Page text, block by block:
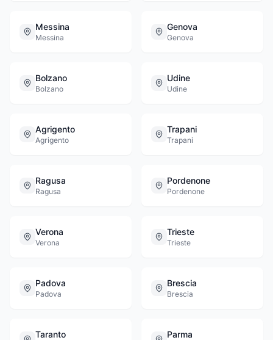
Messina
Messina
Genova
Genova
Bolzano
Bolzano
Udine
Udine
Agrigento
Agrigento
Trapani
Trapani
Ragusa
Ragusa
Pordenone
Pordenone
Verona
Verona
Trieste
Trieste
Padova
Padova
Brescia
Brescia
Taranto Parma